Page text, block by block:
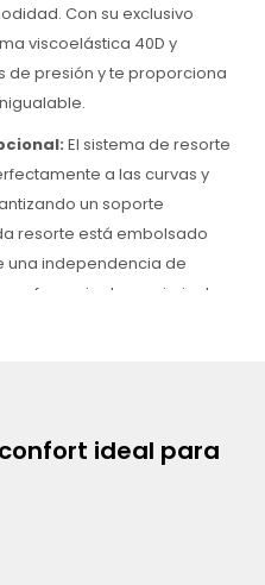
Con su exclusivo
viscoelástica 40D y
de presión y te proporciona
El sistema de resorte
a las curvas y
un soporte
resorte está embolsado
una independencia de
de movimiento
sin importar tu posición
ideal para